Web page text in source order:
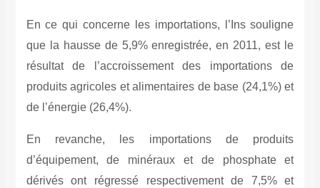
En ce qui concerne les importations, l’Ins souligne
que la hausse de 5,9% enregistrée, en 2011, est le
résultat de l’accroissement des importations de
produits agricoles et alimentaires de base (24,1%) et
de l’énergie (26,4%).
En revanche, les importations de produits
d’équipement, de minéraux et de phosphate et
dérivés ont régressé respectivement de 7,5% et